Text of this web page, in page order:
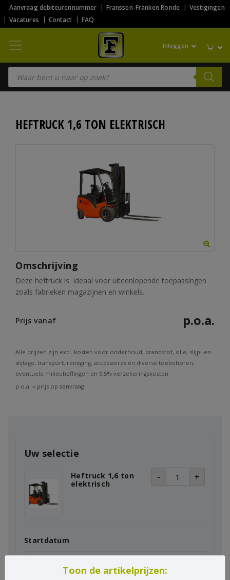
Aanvraag debiteurennummer Franssen-Franken Ronde
Vestigingen
Vacatures
Contact FAQ
Inloggen
Producten zoeken
HEFTRUCK 1,6 TON ELEKTRISCH
Omschrijving
Deze heftruck is ideaal voor uiteenlopende toepassingen
zoals fabrieken magazijnen en winkels.
Prijs vanaf p.o.a.
Alle prijzen zijn excl. kosten voor onderhoud, brandstof, olie, slijp- en
slijtage, transport, reiniging, accessoires en diverse toebehoren,
eventuele milieuheffingen en 9,5% verzekeringskosten.
p.o.a. = prijs op aanvraag
Uw selectie
Heftruck 1,6 ton
elektrisch
- +
Startdatum
Toon de artikelprijzen: